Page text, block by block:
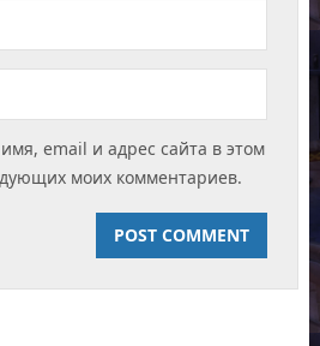
email и адрес сайта в этом
моих комментариев.